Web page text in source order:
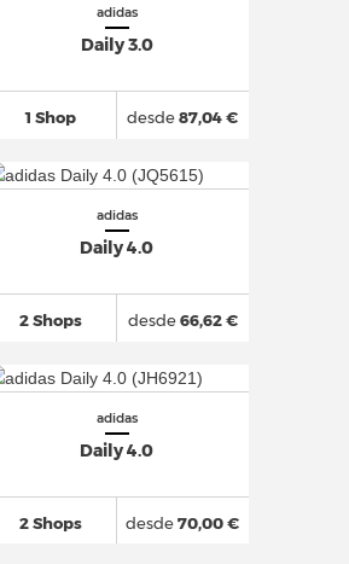
adidas
Daily 3.0
1 Shop desde87,04 €
adidas
Daily 4.0
2 Shops desde66,62 €
adidas
Daily 4.0
2 Shops desde70,00 €